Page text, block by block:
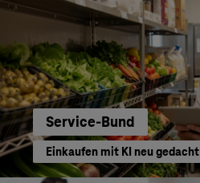
Service-Bund
Einkaufen mit KI neu gedacht